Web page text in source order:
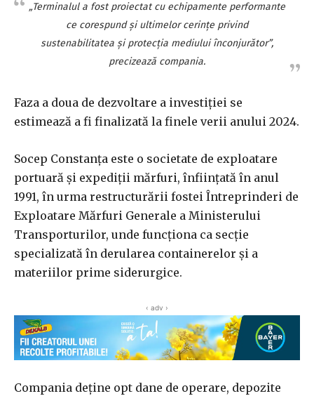
„Terminalul a fost proiectat cu echipamente performante
ce corespund şi ultimelor cerinţe privind
sustenabilitatea şi protecţia mediului înconjurător”,
precizează compania.
Faza a doua de dezvoltare a investiţiei se
estimează a fi finalizată la finele verii anului 2024.
Socep Constanţa este o societate de exploatare
portuară şi expediţii mărfuri, înfiinţată în anul
1991, în urma restructurării fostei Întreprinderi de
Exploatare Mărfuri Generale a Ministerului
Transporturilor, unde funcţiona ca secţie
specializată în derularea containerelor şi a
materiilor prime siderurgice.
‹ adv ›
Compania deţine opt dane de operare, depozite